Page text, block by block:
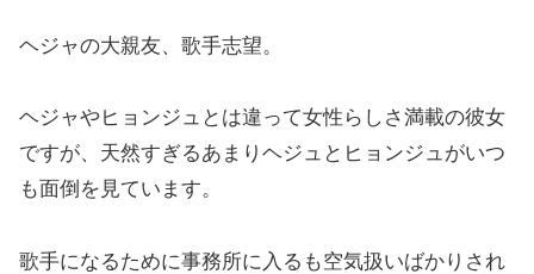
ヘジャの大親友、歌手志望。
ヘジャやヒョンジュとは違って女性らしさ満載の彼女
ですが、天然すぎるあまりヘジュとヒョンジュがいつ
も面倒を見ています。
歌手になるために事務所に入るも空気扱いばかりされ